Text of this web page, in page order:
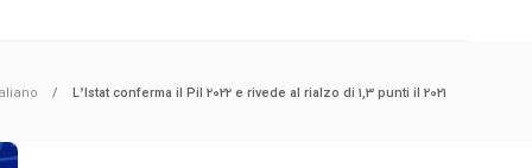
L’Istat conferma il Pil 2022 e rivede al rialzo di 1,3 punti il 2021